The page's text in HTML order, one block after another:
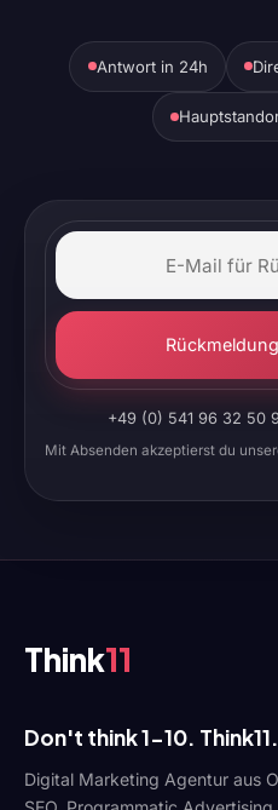
Antwort in 24h
+49 (0) 541 96 32 50
Mit Absenden akzeptierst du
Think11
Don't think 1-10. Think11.
Digital Marketing Agentur aus